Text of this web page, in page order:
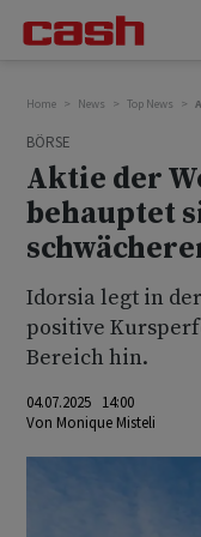
Home News Top News
BÖRSE
Aktie der
behauptet
Idorsia legt in
positive
Bereich hin.
04.07.2025 14:00
Von Monique Misteli